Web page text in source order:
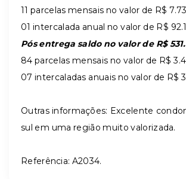
11 parcelas mensais no valor de R$
01 intercalada anual no valor de R$
Pós entrega saldo no valor de R$
84 parcelas mensais no valor de R$
07 intercaladas anuais no valor de R$
Outras informações: Excelente
sul em uma região muito valorizada.
Referência: A2034.